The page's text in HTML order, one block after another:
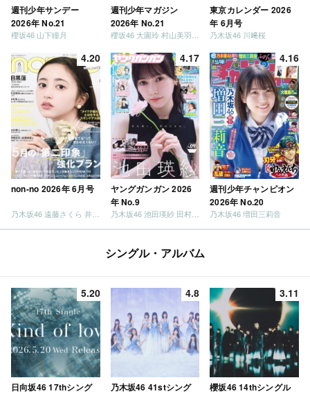
週刊少年サンデー
2026年 No.21
櫻坂46 山下瞳月
週刊少年マガジン
2026年 No.21
櫻坂46 大園玲 村山美羽 稲熊ひな
東京カレンダー 2026
年 6月号
乃木坂46 川﨑桜
4.20
non-no 2026年 6月号
4.17
ヤングガンガン 2026
年 No.9
乃木坂46 池田瑛紗 田村真佑
4.16
週刊少年チャンピオン
2026年 No.20
乃木坂46 増田三莉音
シングル・アルバム
5.20
日向坂46 17thシング
4.8
乃木坂46 41stシング
3.11
櫻坂46 14thシングル